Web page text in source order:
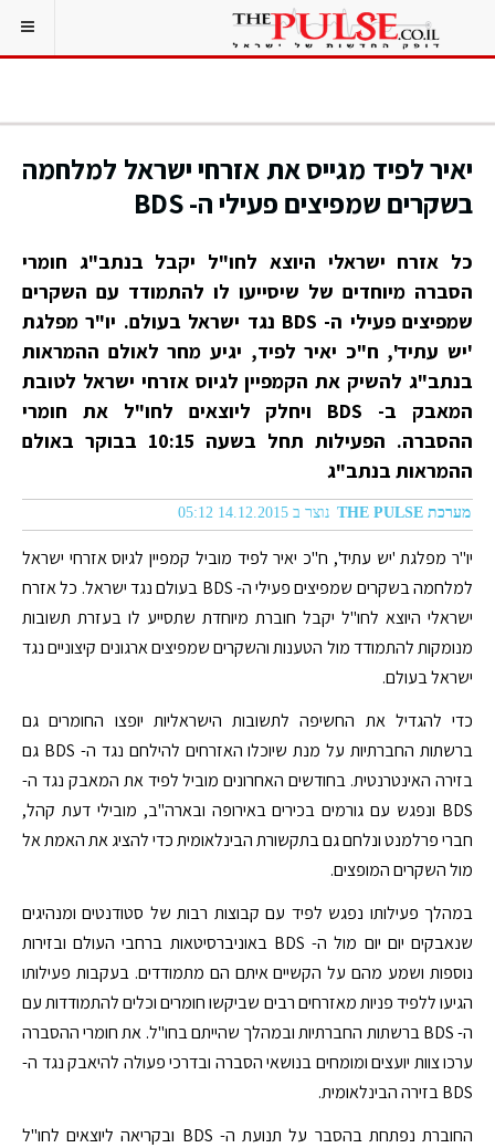
יאיר לפיד מגייס את אזרחי ישראל למלחמה
בשקרים שמפיצים פעילי ה- BDS
כל אזרח ישראלי היוצא לחו"ל יקבל בנתב"ג חומרי
הסברה מיוחדים של שיסייעו לו להתמודד עם השקרים
שמפיצים פעילי ה- BDS נגד ישראל בעולם. יו"ר מפלגת
'יש עתיד', ח"כ יאיר לפיד, יגיע מחר לאולם ההמראות
בנתב"ג להשיק את הקמפיין לגיוס אזרחי ישראל לטובת
המאבק ב- BDS ויחלק ליוצאים לחו"ל את חומרי
ההסברה. הפעילות תחל בשעה 10:15 בבוקר באולם
ההמראות בנתב"ג
מערכת THE PULSE נוצר ב 14.12.2015 05:12
יו"ר מפלגת 'יש עתיד', ח"כ יאיר לפיד מוביל קמפיין לגיוס אזרחי ישראל
למלחמה בשקרים שמפיצים פעילי ה- BDS בעולם נגד ישראל. כל אזרח
ישראלי היוצא לחו"ל יקבל חוברת מיוחדת שתסייע לו בעזרת תשובות
מנומקות להתמודד מול הטענות והשקרים שמפיצים ארגונים קיצוניים נגד
ישראל בעולם.
כדי להגדיל את החשיפה לתשובות הישראליות יופצו החומרים גם
ברשתות החברתיות על מנת שיוכלו האזרחים להילחם נגד ה- BDS גם
בזירה האינטרנטית. בחודשים האחרונים מוביל לפיד את המאבק נגד ה-
BDS ונפגש עם גורמים בכירים באירופה ובארה"ב, מובילי דעת קהל,
חברי פרלמנט ונלחם גם בתקשורת הבינלאומית כדי להציג את האמת אל
מול השקרים המופצים.
במהלך פעילותו נפגש לפיד עם קבוצות רבות של סטודנטים ומנהיגים
שנאבקים יום יום מול ה- BDS באוניברסיטאות ברחבי העולם ובזירות
נוספות ושמע מהם על הקשיים איתם הם מתמודדים. בעקבות פעילותו
הגיעו ללפיד פניות מאזרחים רבים שביקשו חומרים וכלים להתמודדות עם
ה- BDS ברשתות החברתיות ובמהלך שהייתם בחו"ל. את חומרי ההסברה
ערכו צוות יועצים ומומחים בנושאי הסברה ובדרכי פעולה להיאבק נגד ה-
BDS בזירה הבינלאומית.
החוברת נפתחת בהסבר על תנועת ה- BDS ובקריאה ליוצאים לחו"ל